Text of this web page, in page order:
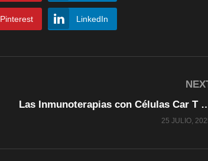
Pinterest LinkedIn
Las Inmunoterapias con Células Car T Cells será accesible
25 JULIO,